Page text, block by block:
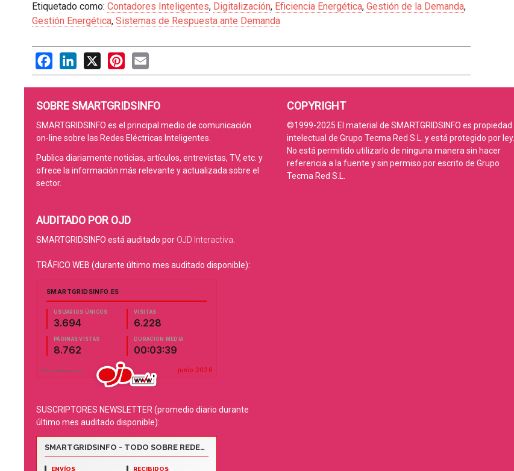
Etiquetado como: Contadores Inteligentes, Digitalización, Eficiencia Energética, Gestión de la Demanda,
Gestión Energética, Sistemas de Respuesta ante Demanda
FacebookLinkedIn
X PinterestEmail
SOBRE SMARTGRIDSINFO
SMARTGRIDSINFO es el principal medio de comunicación
on-line sobre las Redes Eléctricas Inteligentes.
Publica diariamente noticias, artículos, entrevistas, TV, etc. y
ofrece la información más relevante y actualizada sobre el
sector.
AUDITADO POR OJD
SMARTGRIDSINFO está auditado por OJD Interactiva
TRÁFICO WEB (durante último mes auditado disponible):
SUSCRIPTORES NEWSLETTER (promedio diario durante
último mes auditado disponible):
COPYRIGHT
©1999-2025 El material de SMARTGRIDSINFO es propiedad
intelectual de Grupo Tecma Red S.L. y está protegido por ley.
No está permitido utilizarlo de ninguna manera sin hacer
referencia a la fuente y sin permiso por escrito de Grupo
Tecma Red S.L.